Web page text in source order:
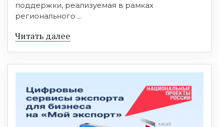
поддержки, реализуемая в рамках
регионального ...
Читать далее